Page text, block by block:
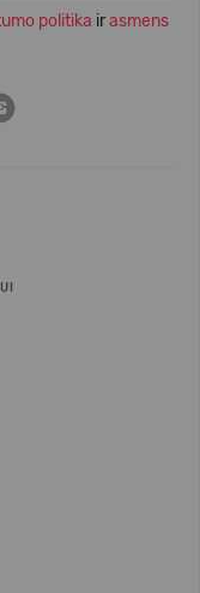
politika irasmens